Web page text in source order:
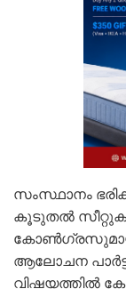
സംസ്ഥാനം
കൂടുതല്‍
ആലോചന
വിഷയത്തില്‍